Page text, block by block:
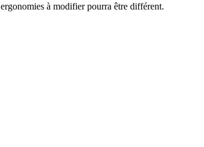
à modifier pourra être différent.